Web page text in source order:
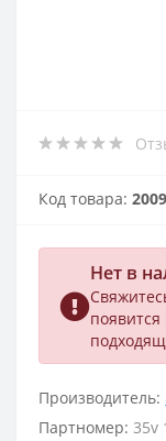
Код товара:
Нет в
Производитель:
Партномер: 35v